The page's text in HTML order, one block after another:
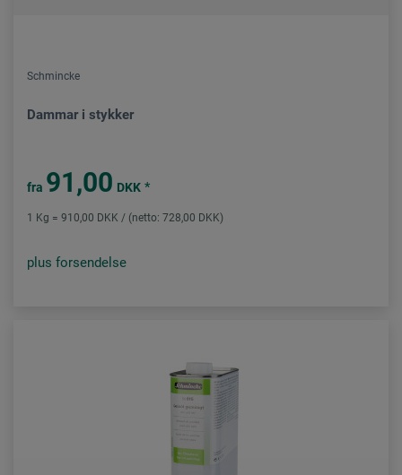
Schmincke
Dammar i stykker
fra 91,00 DKK *
1 Kg = 910,00 DKK / (netto: 728,00 DKK)
plus forsendelse